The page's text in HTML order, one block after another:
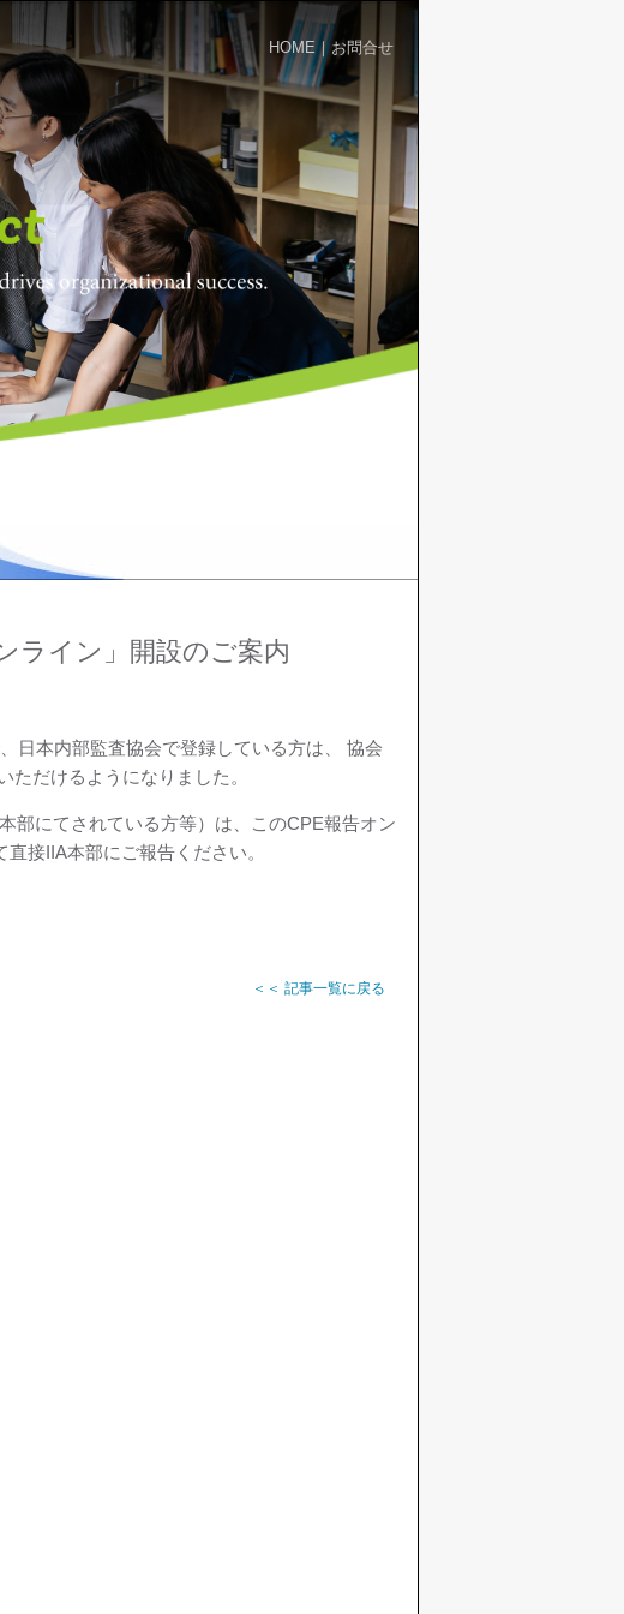
HOME｜お問合せ
ライン」開設のご案内
日本内部監査協会で登録している方は、 協会
だけるようになりました。
部にてされている方等）は、このCPE報告オン
接IIA本部にご報告ください。
＜＜ 記事一覧に戻る